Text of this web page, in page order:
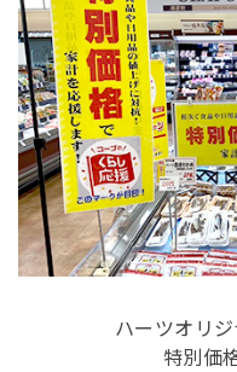
ハーツオリ
特別価